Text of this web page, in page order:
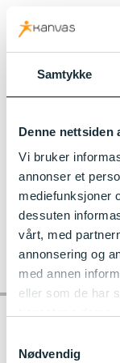
Samtykke
Denne nettsiden
Vi bruker
annonser et
mediefunksjoner
dessuten
vårt, med
annonsering og
med annen
eller som de har
Nødvendig